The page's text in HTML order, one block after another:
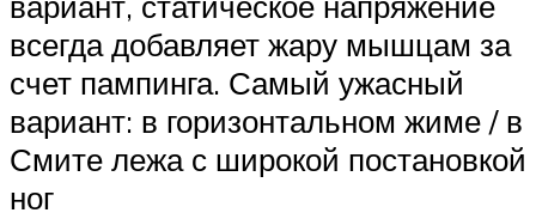
всегда добавляет жару мышцам за
счет пампинга. Самый ужасный
вариант: в горизонтальном жиме / в
Смите лежа с широкой постановкой
ног